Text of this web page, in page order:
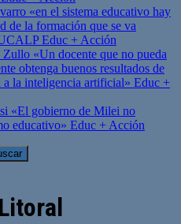
«en el sistema educativo hay
de la formación que se va
Educ + Acción
Zullo «Un docente que no pueda
obtenga buenos resultados de
a la inteligencia artificial» Educ +
«El gobierno de Milei no
educativo» Educ + Acción